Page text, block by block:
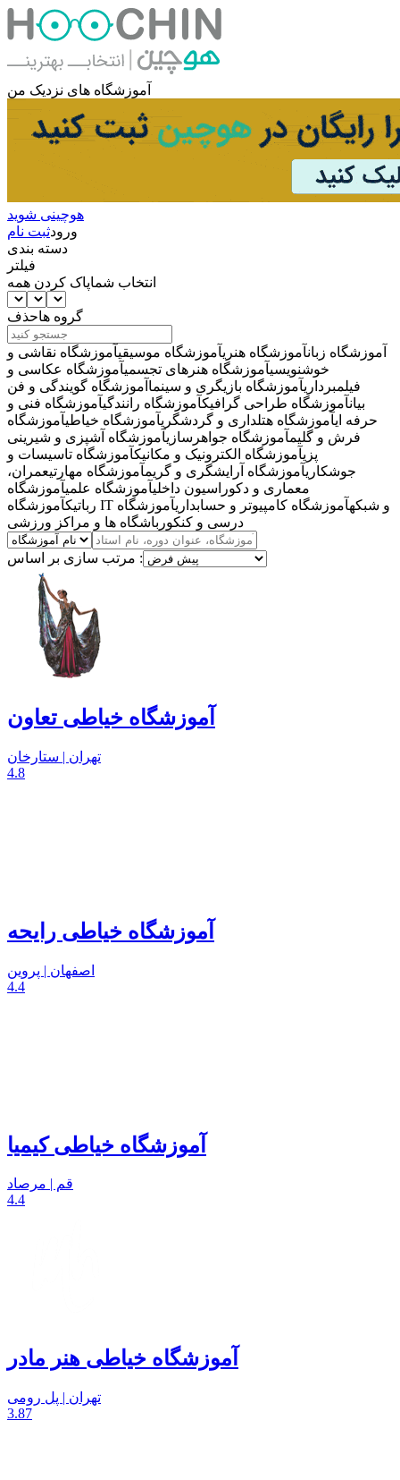
آموزشگاه های نزدیک من
هوچینی شوید
ورودثبت نام
دسته بندی
فیلتر
انتخاب شماپاک کردن همه
گروه هاحذف
آموزشگاه زبانآموزشگاه هنریآموزشگاه موسیقیآموزشگاه نقاشی و
خوشنویسیآموزشگاه هنرهای تجسمیآموزشگاه عکاسی و
فیلمبرداریآموزشگاه بازیگری و سینما آموزشگاه گویندگی و فن
بیانآموزشگاه طراحی گرافیکآموزشگاه رانندگیآموزشگاه فنی و
حرفه ایآموزشگاه هتلداری و گردشگریآموزشگاه خیاطیآموزشگاه
فرش و گلیمآموزشگاه جواهرسازیآموزشگاه آشپزی و شیرینی
پزیآموزشگاه الکترونیک و مکانیکآموزشگاه تاسیسات و
جوشکاریآموزشگاه آرایشگری و گریمآموزشگاه مهارتیعمران،
معماری و دکوراسیون داخلیآموزشگاه علمیآموزشگاه
رباتیک
آموزشگاه IT و شبکهآموزشگاه کامپیوتر و حسابداریآموزشگاه
درسی و کنکور باشگاه ها و مراکز ورزشی
مرتب سازی بر اساس :
آموزشگاه خیاطی تعاون
تهران | ستارخان
4.8
آموزشگاه خیاطی رایحه
اصفهان | پروین
4.4
آموزشگاه خیاطی کیمیا
قم | مرصاد
4.4
آموزشگاه خیاطی هنر مادر
تهران | پل رومی
3.87